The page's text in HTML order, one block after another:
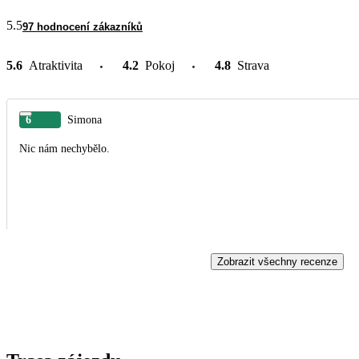
5.597 hodnocení zákazníků
5.6 Atraktivita 4.2 Pokoj 4.8 Strava
6 Simona
Nic nám nechybělo.
Zobrazit všechny recenze